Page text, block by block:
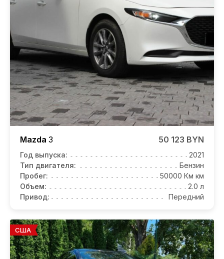
Mazda 3 50 123 BYN
Год выпуска:
2021
Тип двигателя:
Бензин
Пробег:
50000 Км км
Объем:
2.0 л
Привод:
Передний
США